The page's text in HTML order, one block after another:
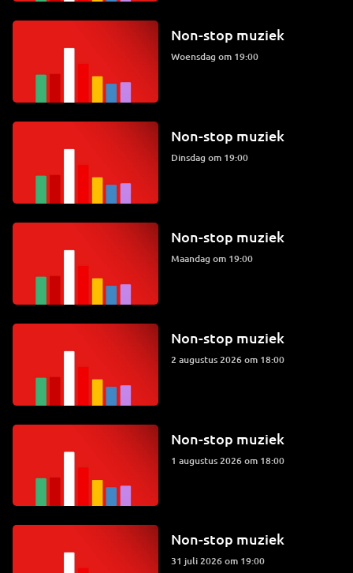
Non-stop muziek
woensdag om 19:00
Non-stop muziek
dinsdag om 19:00
Non-stop muziek
maandag om 19:00
Non-stop muziek
2 augustus 2026 om 18:00
Non-stop muziek
1 augustus 2026 om 18:00
Non-stop muziek
31 juli 2026 om 19:00